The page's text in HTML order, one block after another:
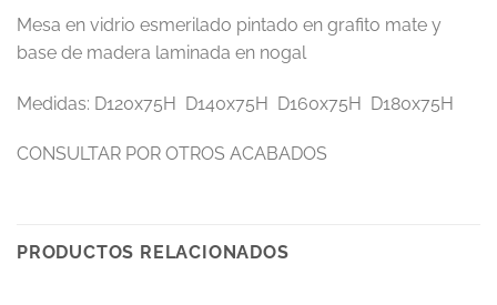
Mesa en vidrio esmerilado pintado en grafito mate y
base de madera laminada en nogal
Medidas: D120x75H D140x75H D160x75H D180x75H
CONSULTAR POR OTROS ACABADOS
PRODUCTOS RELACIONADOS